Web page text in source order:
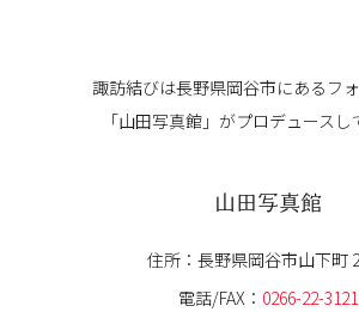
諏訪結びは長野県岡谷市にある フ
「山田写真館」がプロデュースし
山田写真館
住所：長野県岡谷市山下町
電話/FAX： 0266-22-3121